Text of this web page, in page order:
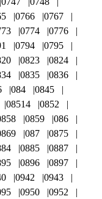
0766
0767
0774
0776
0794
0795
0823
0824
0835
0836
084
0845
08514
0852
0859
086
087
0875
0885
0887
0896
0897
0942
0943
0950
0952